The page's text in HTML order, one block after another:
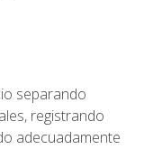
separando
registrando
adecuadamente